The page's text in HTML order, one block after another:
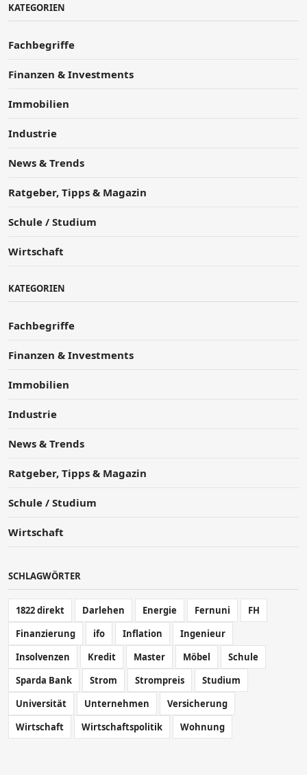
KATEGORIEN
Fachbegriffe
Finanzen & Investments
Immobilien
Industrie
News & Trends
Ratgeber, Tipps & Magazin
Schule / Studium
Wirtschaft
KATEGORIEN
Fachbegriffe
Finanzen & Investments
Immobilien
Industrie
News & Trends
Ratgeber, Tipps & Magazin
Schule / Studium
Wirtschaft
SCHLAGWÖRTER
1822 direkt Darlehen Energie Fernuni
FH
Finanzierung
ifo Inflation
Ingenieur
Insolvenzen
Kredit Master Möbel
Schule
Sparda Bank
Strom Strompreis
Studium
Universität
Unternehmen
Versicherung
Wirtschaft
Wirtschaftspolitik Wohnung